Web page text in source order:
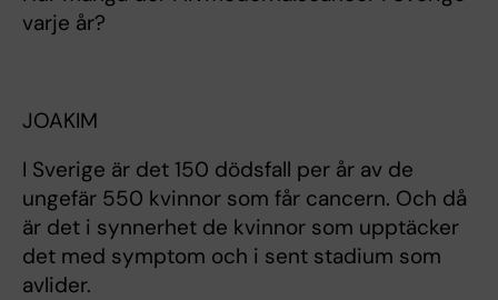
varje år?
JOAKIM
I Sverige är det 150 dödsfall per år av de
ungefär 550 kvinnor som får cancern. Och då
är det i synnerhet de kvinnor som upptäcker
det med symptom och i sent stadium som
avlider.